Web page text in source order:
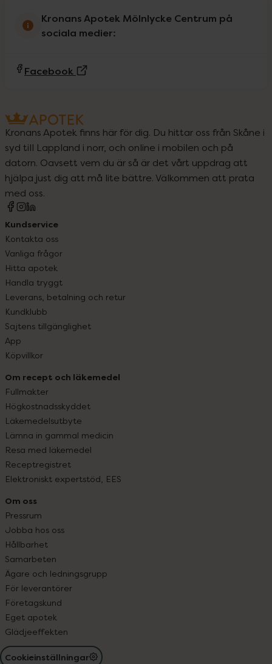
Kronans Apotek Mölnlycke Centrum på
sociala medier:
Facebook
Kronans Apotek finns här för dig. Du hittar oss från Skåne i
syd till Lappland i norr, och online i mobilen och på
datorn. Oavsett vem du är så är det vårt uppdrag att
hjälpa just dig att må lite bättre. Välkommen att prata
med oss.
Kundservice
Kontakta oss
Vanliga frågor
Hitta apotek
Handla tryggt
Leverans, betalning och retur
Kundklubb
Sajtens tillgänglighet
App
Köpvillkor
Om recept och läkemedel
Fullmakter
Högkostnadsskyddet
Läkemedelsutbyte
Lämna in gammal medicin
Resa med läkemedel
Receptregistret
Elektroniskt expertstöd, EES
Om oss
Pressrum
Jobba hos oss
Hållbarhet
Samarbeten
Ägare och ledningsgrupp
För leverantörer
Företagskund
Eget apotek
Glädjeeffekten
Cookieinställningar